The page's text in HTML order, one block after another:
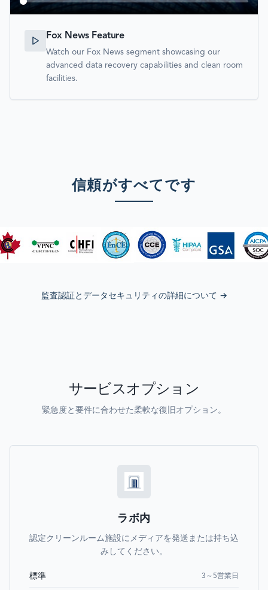
Fox News Feature
Watch our Fox News segment showcasing our
advanced data recovery capabilities and clean room
facilities.
信頼がすべてです
監査認証とデータセキュリティの詳細について →
サービスオプション
緊急度と要件に合わせた柔軟な復旧オプション。
ラボ内
認定クリーンルーム施設にメディアを発送または持ち込
みしてください。
標準 3～5営業日